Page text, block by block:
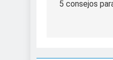
de
5 consejos